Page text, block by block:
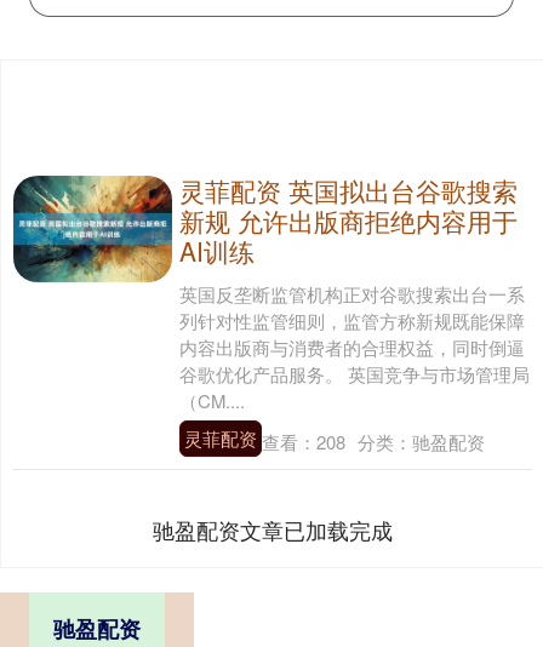
灵菲配资 英国拟出台谷歌搜索
新规 允许出版商拒绝内容用于
AI训练
英国反垄断监管机构正对谷歌搜索出台一系
列针对性监管细则，监管方称新规既能保障
内容出版商与消费者的合理权益，同时倒逼
谷歌优化产品服务。 英国竞争与市场管理局
（CM....
灵菲配资 查看： 208 分类： 驰盈配资
驰盈配资文章已加载完成
驰盈配资